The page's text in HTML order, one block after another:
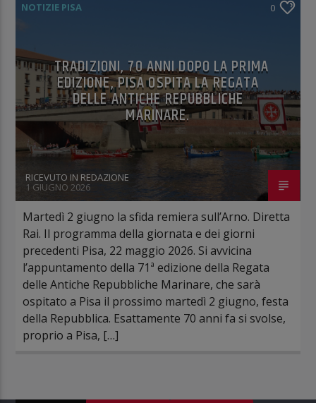
NOTIZIE PISA 0
TRADIZIONI, 70 ANNI DOPO LA PRIMA
EDIZIONE, PISA OSPITA LA REGATA
DELLE ANTICHE REPUBBLICHE
MARINARE.
RICEVUTO IN REDAZIONE
1 GIUGNO 2026
Martedì 2 giugno la sfida remiera sull’Arno. Diretta
Rai. Il programma della giornata e dei giorni
precedenti Pisa, 22 maggio 2026. Si avvicina
l’appuntamento della 71ª edizione della Regata
delle Antiche Repubbliche Marinare, che sarà
ospitato a Pisa il prossimo martedì 2 giugno, festa
della Repubblica. Esattamente 70 anni fa si svolse,
proprio a Pisa, […]